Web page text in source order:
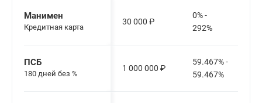
Манимен
Кредитная карта
30 000 ₽
0% -
292%
ПСБ
180 дней без %
1 000 000 ₽
59.467% -
59.467%